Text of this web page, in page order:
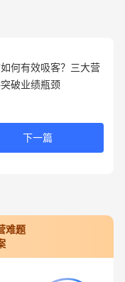
何有效吸客？三大营
破业绩瓶颈
下一篇
难题